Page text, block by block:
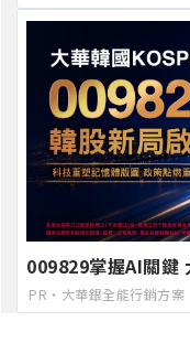
009829掌握AI關鍵
PR・大華銀全能行銷方案